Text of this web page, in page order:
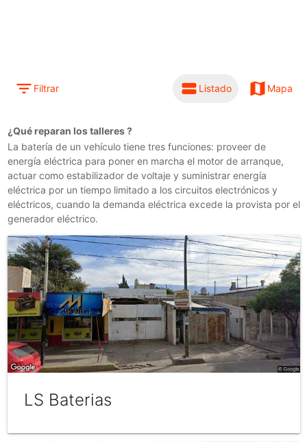
filter_list Filtrar view_stream Listado map Mapa
¿Qué reparan los talleres?
La batería de un vehículo tiene tres funciones: proveer de
energía eléctrica para poner en marcha el motor de arranque,
actuar como estabilizador de voltaje y suministrar energía
eléctrica por un tiempo limitado a los circuitos electrónicos y
eléctricos, cuando la demanda eléctrica excede la provista por el
generador eléctrico.
LS Baterias